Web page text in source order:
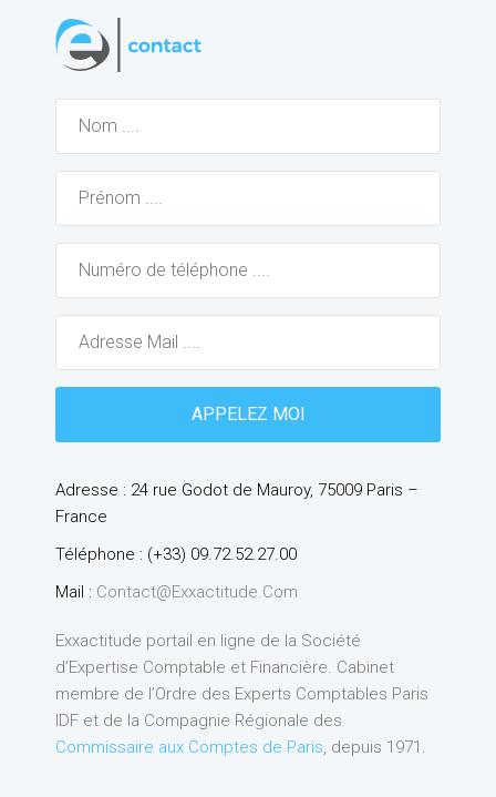
Adresse : 24 rue Godot de Mauroy, 75009 Paris –
France
Téléphone : (+33) 09.72.52.27.00
Mail : Contact@exxactitude.com
Exxactitude portail en ligne de la Société
d’Expertise Comptable et Financière. Cabinet
membre de l’Ordre des Experts Comptables Paris
IDF et de la Compagnie Régionale des
Commissaire aux Comptes de Paris, depuis 1971.